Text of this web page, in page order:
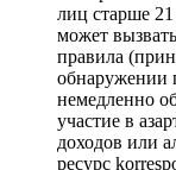
лиц старше
может
правила
обнаружении
немедленно
участие в
доходов или
ресурс